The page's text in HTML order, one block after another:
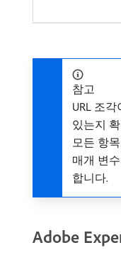
참고
URL 조
있는지
모든 항
매개 변
합니다.
Adobe